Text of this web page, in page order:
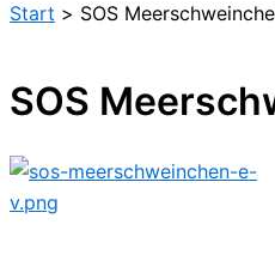
Start SOS
SOS